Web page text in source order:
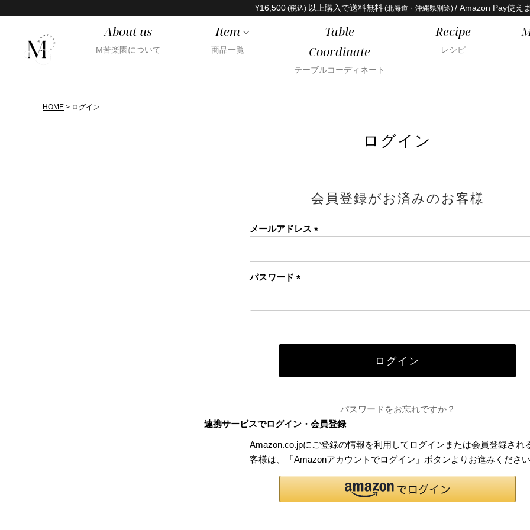
¥16,500 (税込) 以上購入で送料無料 (北海道・沖縄県別途) / Amazon Pay使え
About us
M苦楽園について
Item
商品一覧
Table
Coordinate
テーブルコーディネート
Recipe
レシピ
HOME ログイン
ログイン
会員登録がお済みのお客様
メールアドレス
須)
パスワード
須)
ログイン
パスワードをお忘れですか？
連携サービスでログイン・会員登録
Amazon.co.jpにご登録の情報を利用してログインまたは会員登録され
客様は、「Amazonアカウントでログイン」ボタンよりお進みください